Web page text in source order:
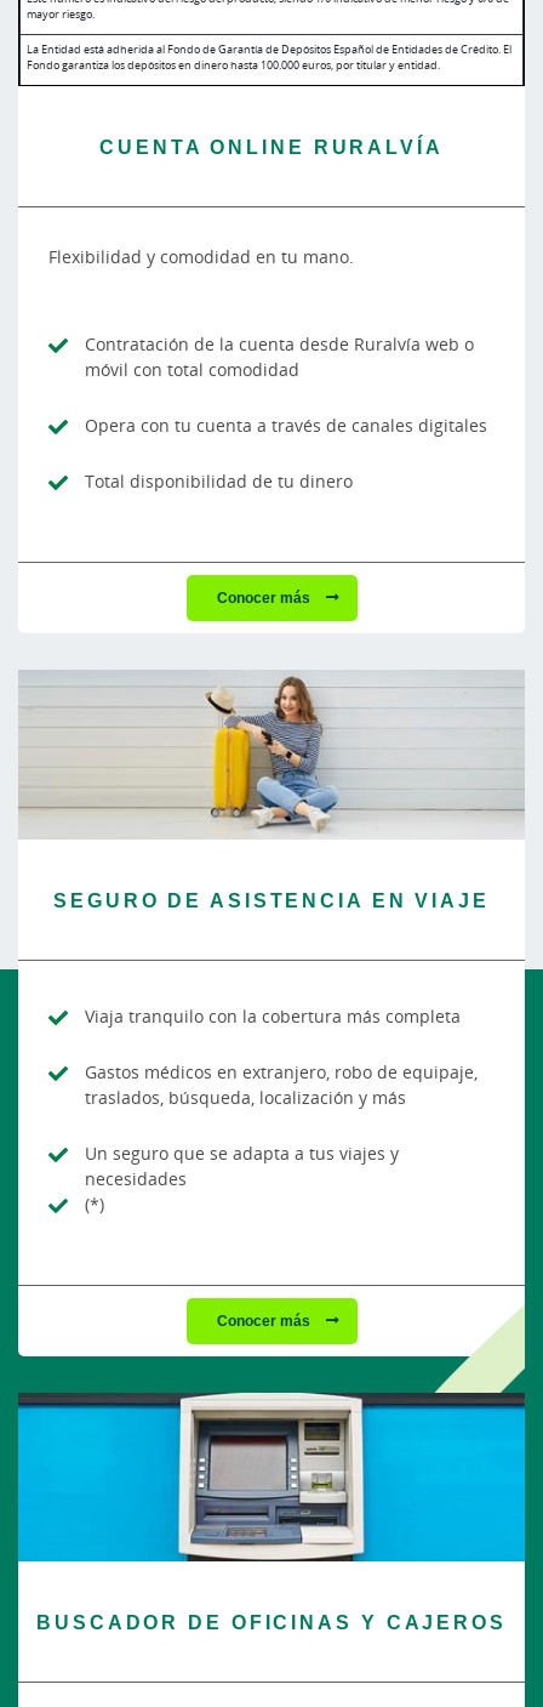
mayor riesgo.
La Entidad está adherida al Fondo de Garantía de Depósitos Español de Entidades de Crédito. El
Fondo garantiza los depósitos en dinero hasta 100.000 euros, por titular y entidad.
CUENTA ONLINE RURALVÍA
Flexibilidad y comodidad en tu mano.
Contratación de la cuenta desde Ruralvía web o
móvil con total comodidad
Opera con tu cuenta a través de canales digitales
Total disponibilidad de tu dinero
Conocer más
SEGURO DE ASISTENCIA EN VIAJE
Viaja tranquilo con la cobertura más completa
Gastos médicos en extranjero, robo de equipaje,
traslados, búsqueda, localización y más
Un seguro que se adapta a tus viajes y
necesidades
(*)
Conocer más
BUSCADOR DE OFICINAS Y CAJEROS